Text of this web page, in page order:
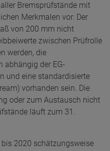
Bremsprüfstände mit
Merkmalen vor: Der
von 200 mm nicht
zwischen Prüfrolle
werden, die
abhängig der EG-
und eine standardisierte
vorhanden sein. Die
oder zum Austausch nicht
läuft zum 31.
2020 schätzungsweise